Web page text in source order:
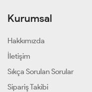
Kurumsal
Hakkımızda
İletişim
Sıkça Sorulan Sorular
Sipariş Takibi